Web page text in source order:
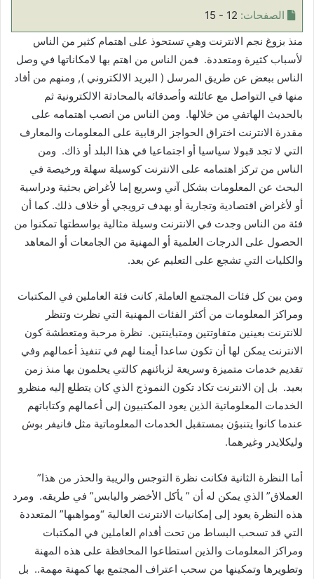
الصفحات: 12 - 15
منذ بزوغ نجم الانترنت وهي تستحوذ على اهتمام كثير من الناس
لأسباب كثيرة ومتعددة. فمن الناس من اهتم بها لامكاناتها في وصل
الناس ببعض عن طريق المرسل ( البريد الالكتروني ), ومنهم من أفاد
منها في التواصل مع عائلته وأصدقائه بالمحادثة الالكترونية ثم
بالحديث الهاتفي من خلالها. ومن الناس من انصب اهتمامه على
مقدرة الانترنت اختراق الحواجز الرقابية على المعلومات والمعارف
التي لا تجد قبولا سياسيا أو اجتماعيا في هذا البلد أو ذاك. ومن
الناس من تركز اهتمامه على الانترنت كوسيلة سهلة ورخيصة في
البحث عن المعلومات بشكل آني وسريع إما لأغراض بحثية ودراسية
أو لأغراض اقتصادية وتجارية أو بهدف ترويجي أو خلاف ذلك. كما أن
فئة من الناس وجدت في الانترنت وسيلة مثالية بواسطتها تمكنوا من
الحصول على الدرجات العلمية أو المهنية من الجامعات أو المعاهد
والكليات التي تشجع على التعليم عن بعد.
ومن بين كل فئات المجتمع العاملة, كانت فئة العاملين في المكتبات
ومراكز المعلومات من أكثر الفئات المهنية التي نظرت وتنظر
للانترنت بعينين متفاوتتين ومتباينتين. نظرة مرحبة ومتعطشة كون
الانترنت يمكن لها أن تكون ساعدا أيمنا لهم في تنفيذ أعمالهم وفي
تقديم خدمات متميزة وسريعة لزبائنهم كالتي يحلمون بها منذ زمن
بعيد. بل إن الانترنت تكاد تكون النموذج الذي كان يتطلع إليه منظرو
الخدمات المعلوماتية الذين يعود المكتبيون إلى أعمالهم وكتاباتهم
عندما كانوا يتنبؤن بمستقبل الخدمات المعلوماتية مثل فانيفر بوش
وليكلايدر وغيرهما.
أما النظرة الثانية فكانت نظرة التوجس والريبة والحذر من هذا”
العملاق” الذي يمكن له أن ” يأكل الأخضر واليابس” في طريقه. ومرد
هذه النظرة يعود إلى إمكانيات الانترنت العالية “ومواهبها” المتعددة
التي قد تسحب البساط من تحت أقدام العاملين في المكتبات
ومراكز المعلومات والذين استطاعوا المحافظة على هذه المهنة
وتطويرها وتمكينها من سحب اعتراف المجتمع بها كمهنة مهمة.. بل